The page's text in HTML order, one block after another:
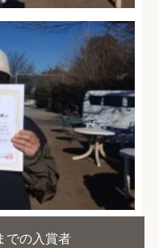
での入賞者